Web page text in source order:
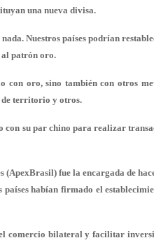
una nueva divisa.
Nuestros países podrían
al patrón oro.
con oro, sino también con otros
de territorio y otros.
su par chino para realizar
fue la encargada de
países habían firmado el
comercio bilateral y facilitar